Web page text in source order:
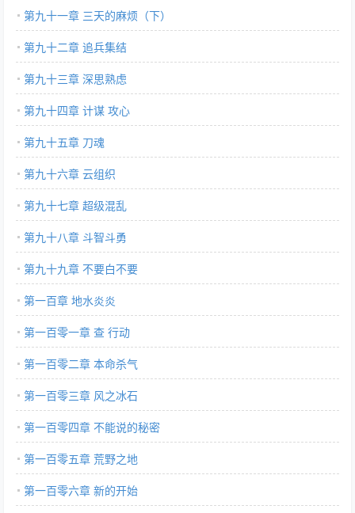
第九十一章 三天的麻烦（下）
第九十二章 追兵集结
第九十三章 深思熟虑
第九十四章 计谋 攻心
第九十五章 刀魂
第九十六章 云组织
第九十七章 超级混乱
第九十八章 斗智斗勇
第九十九章 不要白不要
第一百章 地水炎炎
第一百零一章 查 行动
第一百零二章 本命杀气
第一百零三章 风之冰石
第一百零四章 不能说的秘密
第一百零五章 荒野之地
第一百零六章 新的开始